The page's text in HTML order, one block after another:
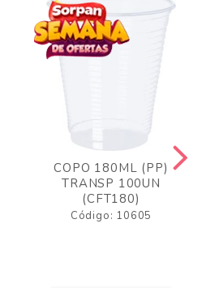
COPO 180ML (PP)
TRANSP 100UN
(CFT180)
Código: 10605